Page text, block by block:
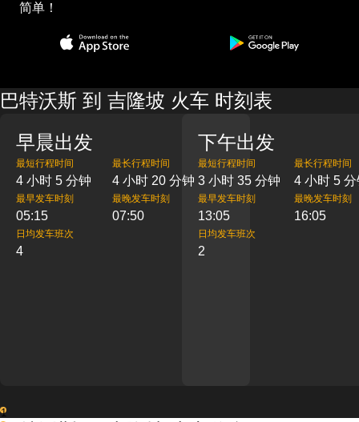
简单！
巴特沃斯 到 吉隆坡 火车 时刻表
早晨出发
最短行程时间
4 小时 5 分钟
最长行程时间
4 小时 20 分钟
最早发车时刻
05:15
最晚发车时刻
07:50
日均发车班次
4
下午出发
最短行程时间
3 小时 35 分钟
最长行程时间
4 小时 5 分
最早发车时刻
13:05
最晚发车时刻
16:05
日均发车班次
2
1